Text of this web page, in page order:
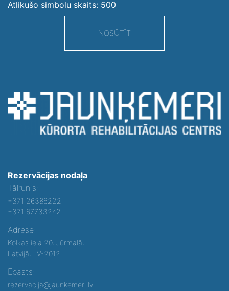
Atlikušo simbolu skaits: 500
NOSŪTĪT
Rezervācijas nodaļa
Tālrunis:
+371 26386222
+371 67733242
Adrese:
Kolkas iela 20, Jūrmalā,
Latvijā, LV-2012
Epasts:
rezervacija@jaunkemeri.lv